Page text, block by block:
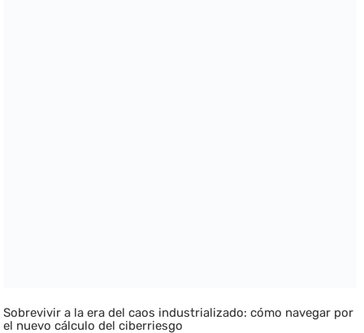
Sobrevivir a la era del caos industrializado: cómo navegar por
el nuevo cálculo del ciberriesgo